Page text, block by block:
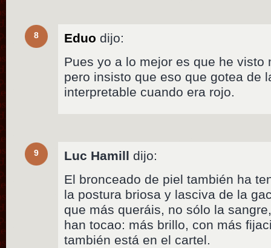
8 Eduo dijo:
Pues yo a lo mejor es que he visto
pero insisto que eso que gotea de
interpretable cuando era rojo.
9 Luc Hamill dijo:
El bronceado de piel también ha
la postura briosa y lasciva de la
que más queráis, no sólo la
han tocao: más brillo, con más
también está en el cartel.